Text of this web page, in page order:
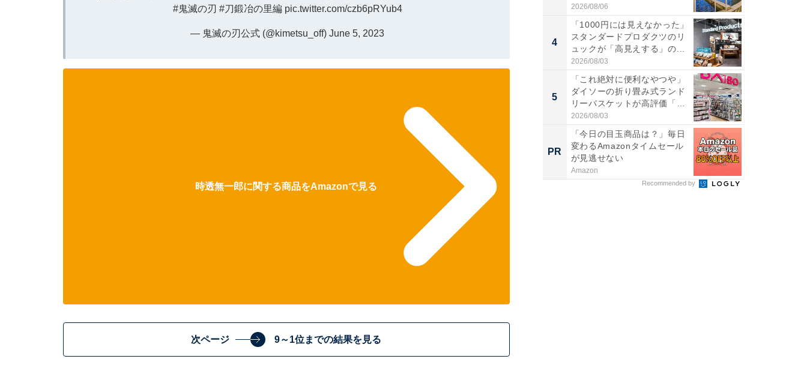
#鬼滅の刃 #刀鍛冶の里編 pic.twitter.com/czb6pRYub4
— 鬼滅の刃公式 (@kimetsu_off) June 5, 2023
時透無一郎に関する商品をAmazonで見る
次ページ 9～1位までの結果を見る
帰...
2026/08/06
4
「1000円には見えなかった」
スタンダードプロダクツのリ
ュックが「高見えする」の...
2026/08/03
5
「これ絶対に便利なやつや」
ダイソーの折り畳み式ランド
リーバスケットが高評価「使
わ...
2026/08/03
PR
「今日の目玉商品は？」毎日
変わるAmazonタイムセール
が見逃せない
Amazon
Recommended by